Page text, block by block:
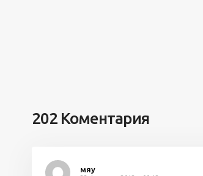
202 Коментария
мяу